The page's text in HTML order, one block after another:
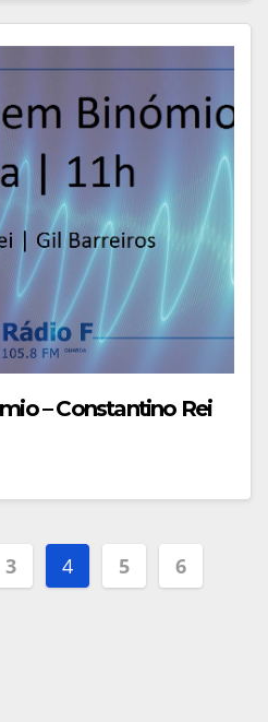
– Constantino Rei
3 4 5 6